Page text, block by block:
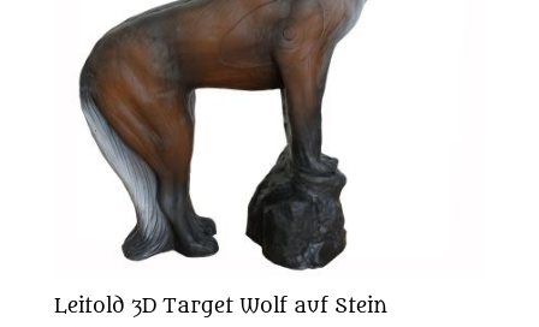
Leitold 3D Target Wolf auf Stein